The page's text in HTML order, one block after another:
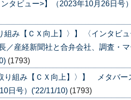
タビュー>】（2023年10月26日号
組み【ＣＸ向上】〉】 〈インタビ
／産経新聞社と合弁会社、調査・
(1793)
り組み【ＣＸ向上】〉】 メタバー
日号）('22/11/10) (1793)